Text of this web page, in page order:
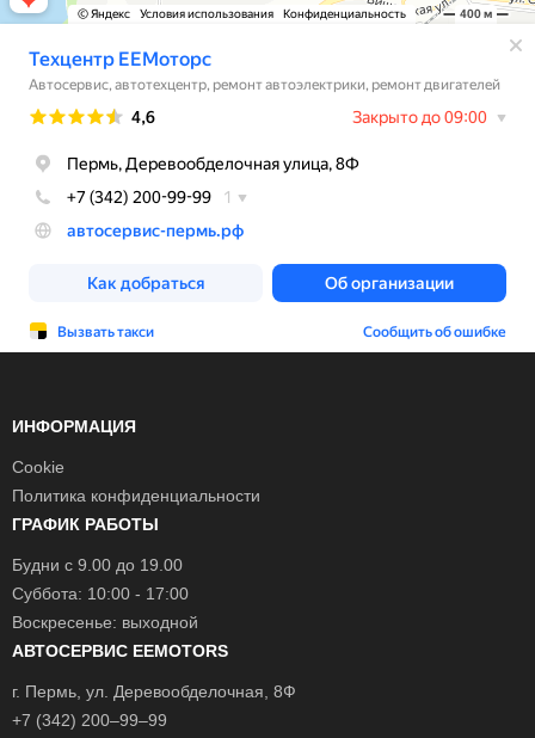
ИНФОРМАЦИЯ
Cookie
Политика конфиденциальности
ГРАФИК РАБОТЫ
Будни с 9.00 до 19.00
Суббота: 10:00 - 17:00
Воскресенье: выходной
АВТОСЕРВИС EEMOTORS
г. Пермь , ул. Деревообделочная, 8Ф
+7 (342) 200–99–99